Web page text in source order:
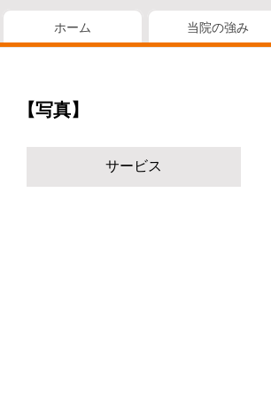
ホーム 当院の強み
【写真】
サービス